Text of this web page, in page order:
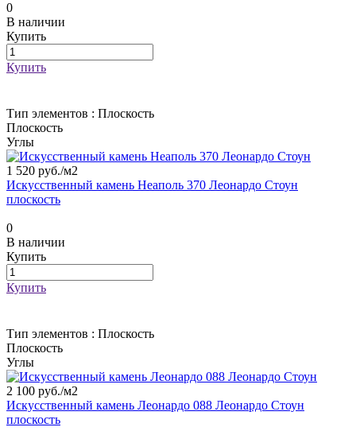
0
В наличии
Купить
Купить
Тип элементов : Плоскость
Плоскость
Углы
1 520 руб./м2
Искусственный камень Неаполь 370 Леонардо Стоун
плоскость
0
В наличии
Купить
Купить
Тип элементов : Плоскость
Плоскость
Углы
2 100 руб./м2
Искусственный камень Леонардо 088 Леонардо Стоун
плоскость